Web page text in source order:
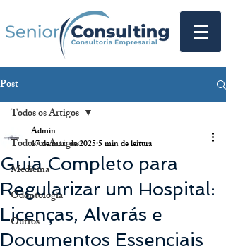
Post
Todos os Artigos
Medicina
Odontologia
Outros
Todos os Artigos
Guia Completo para
Regularizar um Hospital:
Licenças, Alvarás e
Documentos Essenciais
Admin
17 de mar. de 20255 min de leitura